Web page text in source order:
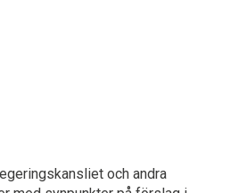
och andra